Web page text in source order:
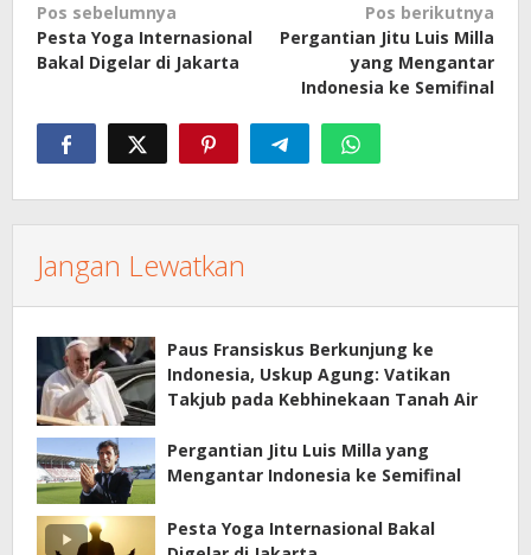
Navigasi
pos
Pos sebelumnya
Pesta Yoga Internasional
Bakal Digelar di Jakarta
Pos berikutnya
Pergantian Jitu Luis Milla
yang Mengantar
Indonesia ke Semifinal
Jangan Lewatkan
Paus Fransiskus Berkunjung ke
Indonesia, Uskup Agung: Vatikan
Takjub pada Kebhinekaan Tanah Air
Pergantian Jitu Luis Milla yang
Mengantar Indonesia ke Semifinal
Pesta Yoga Internasional Bakal